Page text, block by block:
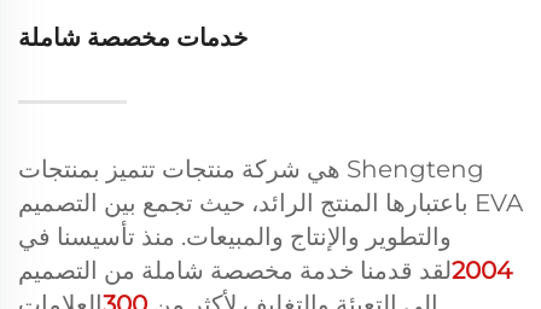
خدمات مخصصة شاملة
Shengteng هي شركة منتجات تتميز بمنتجات
EVA باعتبارها المنتج الرائد، حيث تجمع بين التصميم
والتطوير والإنتاج والمبيعات. منذ تأسيسنا في
2004لقد قدمنا خدمة مخصصة شاملة من التصميم